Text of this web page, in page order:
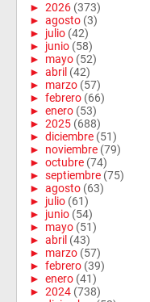
► 2026 (373)
► agosto (3)
► julio (42)
► junio (58)
► mayo (52)
► abril (42)
► marzo (57)
► febrero (66)
► enero (53)
► 2025 (688)
► diciembre (51)
► noviembre (79)
► octubre (74)
► septiembre (75)
► agosto (63)
► julio (61)
► junio (54)
► mayo (51)
► abril (43)
► marzo (57)
► febrero (39)
► enero (41)
► 2024 (738)